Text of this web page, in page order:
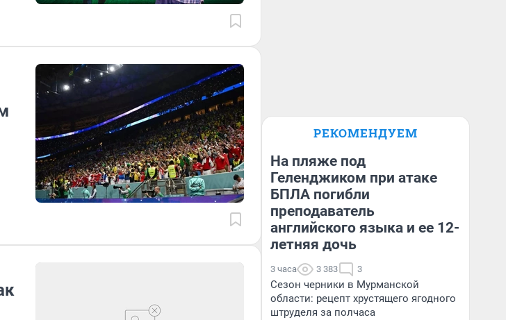
РЕКОМЕНДУЕМ
На пляже под
Геленджиком при атаке
БПЛА погибли
преподаватель
английского языка и ее 12-
летняя дочь
3 часа 3 383 3
Сезон черники в Мурманской
области: рецепт хрустящего ягодного
штруделя за полчаса